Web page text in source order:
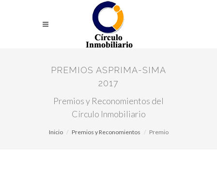
PREMIOS ASPRIMA-SIMA
2017
Premios y Reconomientos del
Círculo Inmobiliario
Inicio Premios y Reconomientos Premio